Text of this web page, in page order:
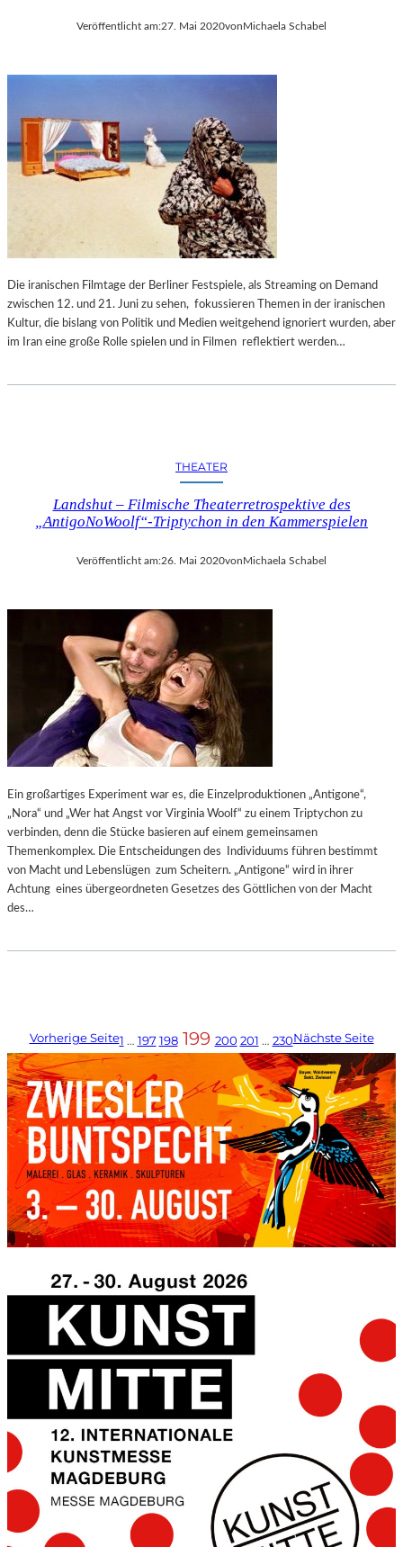
Veröffentlicht am:27. Mai 2020vonMichaela Schabel
Die iranischen Filmtage der Berliner Festspiele, als Streaming on Demand
zwischen 12. und 21. Juni zu sehen, fokussieren Themen in der iranischen
Kultur, die bislang von Politik und Medien weitgehend ignoriert wurden, aber
im Iran eine große Rolle spielen und in Filmen reflektiert werden…
THEATER
Landshut – Filmische Theaterretrospektive des
„AntigoNoWoolf“-Triptychon in den Kammerspielen
Veröffentlicht am:26. Mai 2020von Michaela Schabel
Ein großartiges Experiment war es, die Einzelproduktionen „Antigone“,
„Nora“ und „Wer hat Angst vor Virginia Woolf“ zu einem Triptychon zu
verbinden, denn die Stücke basieren auf einem gemeinsamen
Themenkomplex. Die Entscheidungen des Individuums führen bestimmt
von Macht und Lebenslügen zum Scheitern. „Antigone“ wird in ihrer
Achtung eines übergeordneten Gesetzes des Göttlichen von der Macht
des…
Vorherige Seite1 … 197 198 199 200 201 … 230Nächste Seite